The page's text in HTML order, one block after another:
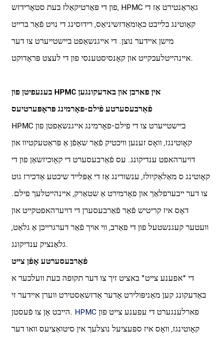
פון די פּאַרטיקאַלז בעת סטאָרידזש, HPMC גאַראַנטירט אַז די
קאָוטינג בלייבט כאָומאַדזשיניאַס, רידוסינג די נויט פֿאַר ברייט
מישן איידער נוצן. די אייגנשאַפט ביישטייערט צו דער
איינהייטלעכקייט און קאָנסיסטענסי פון די לעצט פּראָדוקט.
בענעפיטן פון HPMC אין פארבן און באדעקונגען
פֿאַרבעסערטע פֿילם-פאָרמינג פּראָפּערטיעס
HPMC ביישטייערט צו די פילם-פאָרמינג אייגנשאַפטן פון
קאָוטינגז, וואָס זענען וויכטיק פֿאַר שאַפֿן אַ פּראַטעקטיוו און
דויערהאפט ענדיקונג. עס פֿאַרבעסערט די קאָוכיזשאַן פון די
קאָוטינג ס מאַלאַקיולז, ענשורינג אַז די אַפּלייד שיכטע אַדכירז גוט
צו דער ייבערפלאַך און פאָרמירט אַ שטאַרק, איינהייטלעך פילם.
דאָס איז קריטיש פֿאַר פֿאַרבעסערן די דויערהאפטקייט און
וועטער קעגנשטעל פון די פאַרב, ווי אויך פֿאַר דערגרייכן אַ גלאַט,
גלאַנציק ענדיקונג.
פֿאַרבעסערטע אָפֿן צייט
די "אפענע צייט" באציט זיך צו דער תקופה בעת וועלכער א
באַדעקונג קען מאַניפּולירט אָדער אַדזשאַסטירט ווערן איידער זי
הייבט אָן צו פֿעסטן. HPMC
קאָוטינגז, וואָס איז ספּעציעל נוצלעך אין סיטואַציעס וואו דער